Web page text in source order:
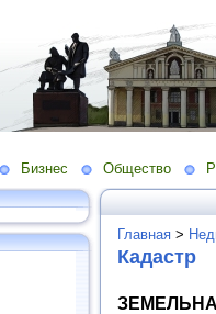
Бизнес Общество
Главная >
Кадастр